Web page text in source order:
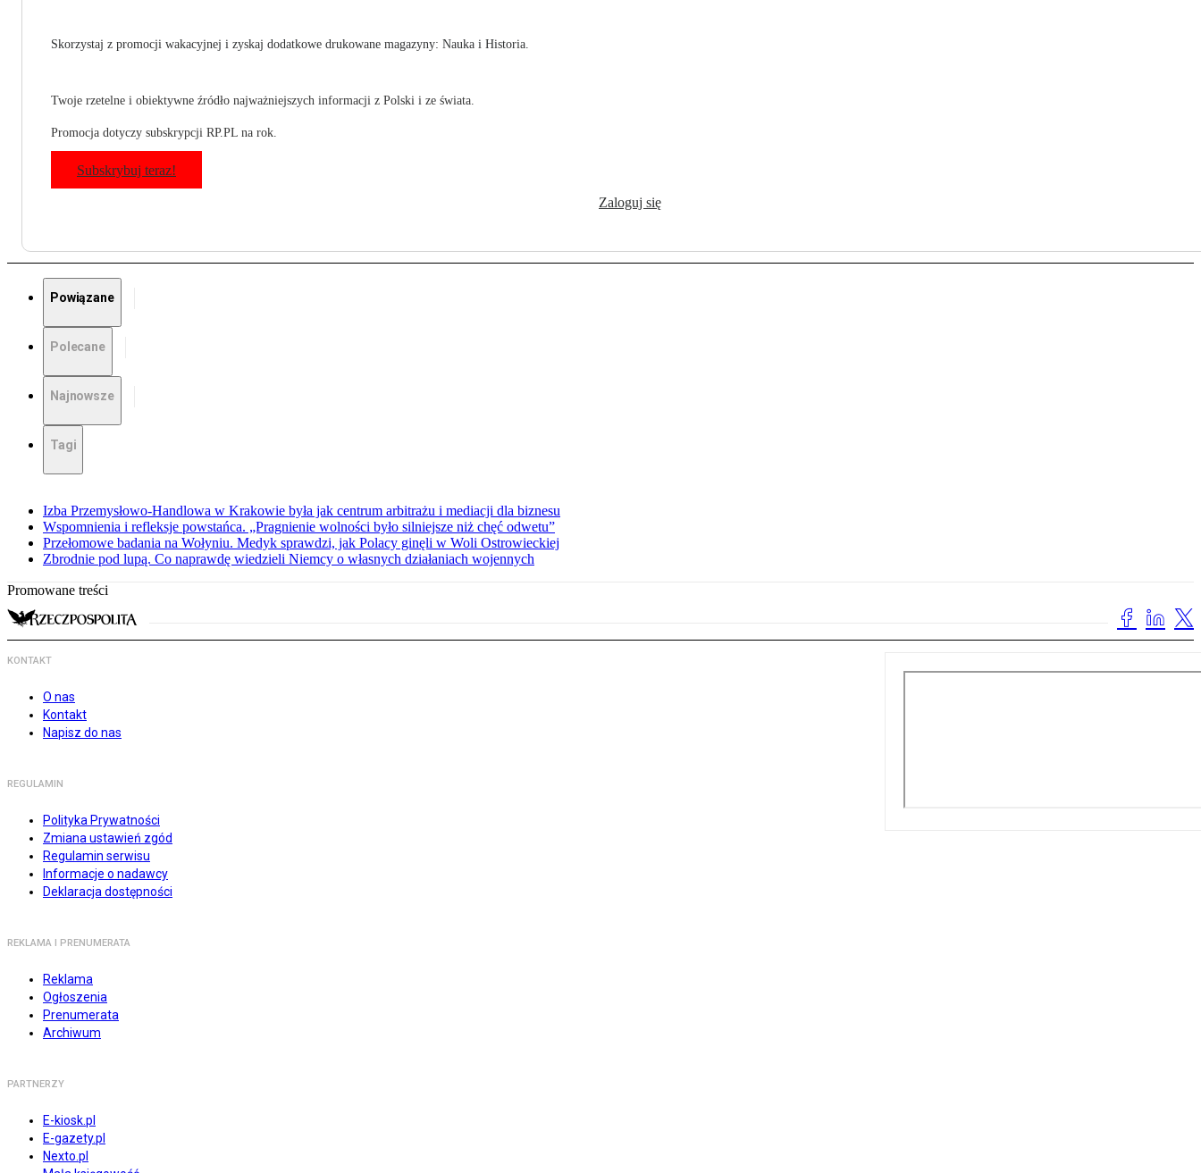
Skorzystaj z promocji wakacyjnej i zyskaj dodatkowe drukowane magazyny: Nauka i Historia.
Twoje rzetelne i obiektywne źródło najważniejszych informacji z Polski i ze świata.
Promocja dotyczy subskrypcji RP.PL na rok.
Subskrybuj teraz!
Zaloguj się
Powiązane
Polecane
Najnowsze
Tagi
Izba Przemysłowo-Handlowa w Krakowie była jak centrum arbitrażu i mediacji dla biznesu
Wspomnienia i refleksje powstańca. „Pragnienie wolności było silniejsze niż chęć odwetu”
Przełomowe badania na Wołyniu. Medyk sprawdzi, jak Polacy ginęli w Woli Ostrowieckiej
Zbrodnie pod lupą. Co naprawdę wiedzieli Niemcy o własnych działaniach wojennych
Promowane treści
KONTAKT
O nas
Kontakt
Napisz do nas
REGULAMIN
Polityka Prywatności
Zmiana ustawień zgód
Regulamin serwisu
Informacje o nadawcy
Deklaracja dostępności
REKLAMA I PRENUMERATA
Reklama
Ogłoszenia
Prenumerata
Archiwum
PARTNERZY
E-kiosk.pl
E-gazety.pl
Nexto.pl